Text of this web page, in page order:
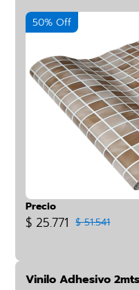
50% Off
Precio
$ 25.771 $ 51.541
Vinilo Adhesivo